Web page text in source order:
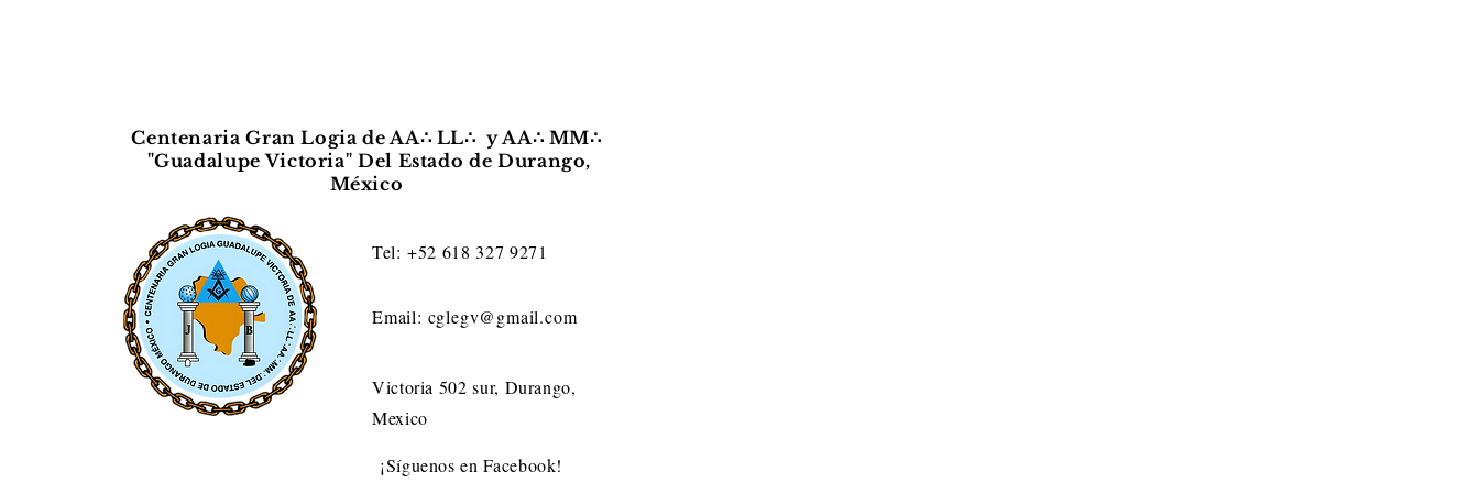
Centenaria Gran Logia de AA∴ LL∴ y AA∴ MM∴
"Guadalupe Victoria" Del Estado de Durango,
México
Tel: +52 618 327 9271
Email: cglegv@gmail.com
Victoria 502 sur, Durango,
Mexico
¡Síguenos en Facebook!